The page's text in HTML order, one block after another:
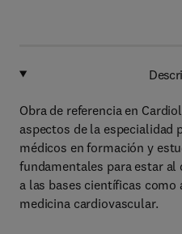
Obra de referencia en
aspectos de la especialidad
médicos en formación y
fundamentales para estar al
a las bases científicas
medicina cardiovascular.